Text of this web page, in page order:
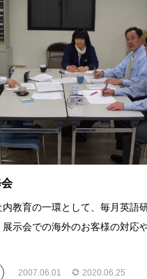
教育の一環として、毎月英語
示会での海外のお客様の対応
2007.06.01 2020.06.25